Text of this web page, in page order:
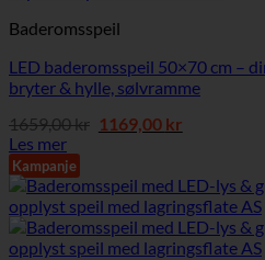
Baderomsspeil
LED baderomsspeil 50×70 cm –
bryter & hylle, sølvramme
1659,00kr Opprinnelig
pris
1659,00 kr.
1169,00 krNåværende
pris
1169,00 kr.
Les mer
Kampanje